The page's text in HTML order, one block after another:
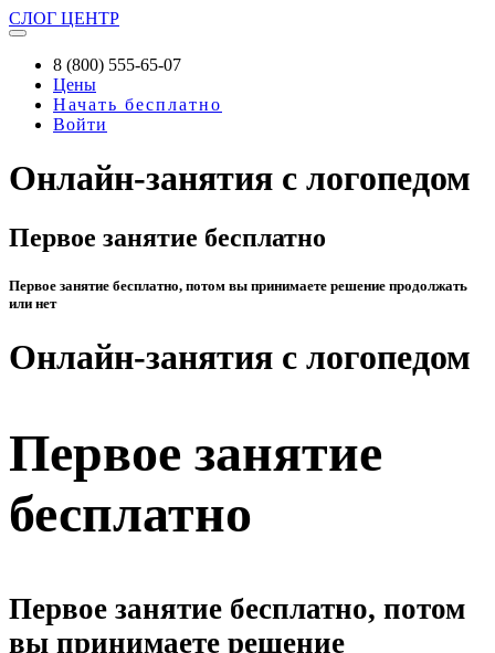
СЛОГ ЦЕНТР
8 (800) 555-65-07
Цены
Начать бесплатно
Войти
Онлайн-занятия с логопедом
Первое занятие бесплатно
Первое занятие бесплатно, потом вы принимаете решение продолжать
или нет
Онлайн-занятия с логопедом
Первое занятие
бесплатно
Первое занятие бесплатно, потом
вы принимаете решение